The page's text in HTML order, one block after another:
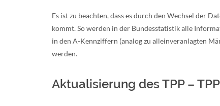
Es ist zu beachten, dass es durch den Wechsel der
kommt. So werden in der Bundesstatistik alle
in den A-Kennziffern (analog zu alleinveranlagten
werden.
Aktualisierung des TPP –